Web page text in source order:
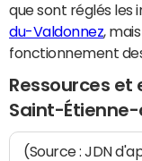
que sont réglés les
du-Valdonnez,
fonctionnement
Ressources
Saint-
(Source : JDN